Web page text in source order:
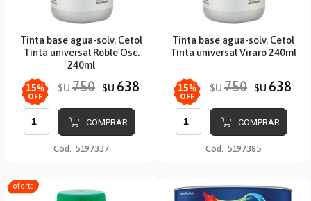
Tinta base agua-solv. Cetol
Tinta universal Roble Osc.
240ml
15%
OFF
$U 750 $U 638
COMPRAR
Cód. 5197337
Tinta base agua-solv. Cetol
Tinta universal Viraro 240ml
15%
OFF
$U 750 $U 638
COMPRAR
Cód. 5197385
oferta